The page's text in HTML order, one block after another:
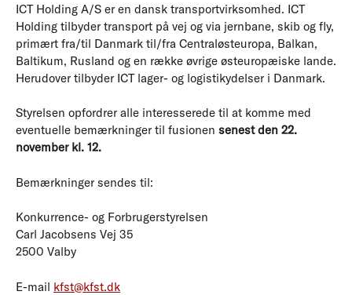
ICT Holding A/S er en dansk transportvirksomhed. ICT
Holding tilbyder transport på vej og via jernbane, skib og fly,
primært fra/til Danmark til/fra Centraløsteuropa, Balkan,
Baltikum, Rusland og en række øvrige østeuropæiske lande.
Herudover tilbyder ICT lager- og logistikydelser i Danmark.
Styrelsen opfordrer alle interesserede til at komme med
eventuelle bemærkninger til fusionen senest den 22.
november kl. 12.
Bemærkninger sendes til:
Konkurrence- og Forbrugerstyrelsen
Carl Jacobsens Vej 35
2500 Valby
E-mail kfst@kfst.dk